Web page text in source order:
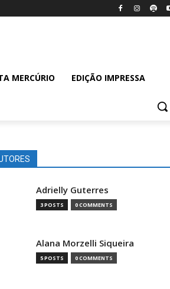
MERCÚRIO EDIÇÃO IMPRESSA
Adrielly Guterres
3 POSTS 0 COMMENTS
Alana Morzelli Siqueira
5 POSTS 0 COMMENTS